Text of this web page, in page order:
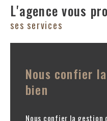
immobilier, une
simplement connaître la
Forts de notre expertise
disposition pour réaliser
rapide et 100 % gratuite
L'agence vous
ses services
Nous confier
bien
Nous confier la gestion